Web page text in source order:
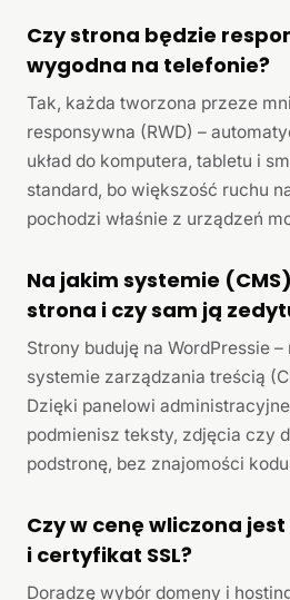
Czy strona będzie
wygodna na telefonie?
Tak, każda tworzona przeze
responsywna (RWD) –
układ do komputera, tabletu i
standard, bo większość ruchu
pochodzi właśnie z urządzeń
Na jakim systemie
strona i czy sam ją
Strony buduję na WordPressie
systemie zarządzania treścią
Dzięki panelowi
podmienisz teksty, zdjęcia czy
podstronę, bez znajomości
Czy w cenę wliczona
i certyfikat SSL?
Doradzę wybór domeny i